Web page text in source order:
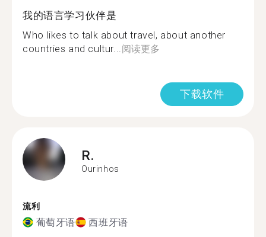
我的语言学习伙伴是
Who likes to talk about travel, about another
countries and cultur...阅读更多
下载软件
R.
Ourinhos
流利
葡萄牙语 西班牙语